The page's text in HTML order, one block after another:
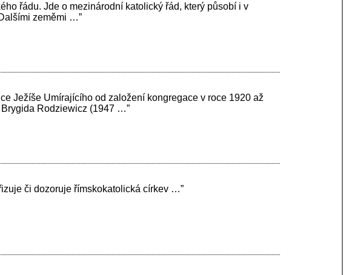
řádu. Jde o mezinárodní katolický řád, který působí i v
zeměmi …”
Ježíše Umírajícího od založení kongregace v roce 1920 až
Rodziewicz (1947 …”
či dozoruje římskokatolická církev …”